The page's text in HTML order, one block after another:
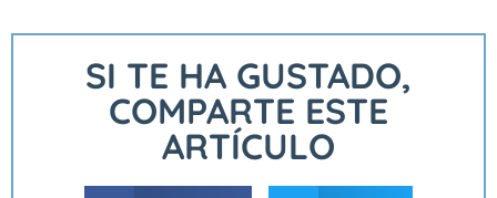
SI TE HA GUSTADO,
COMPARTE ESTE
ARTÍCULO